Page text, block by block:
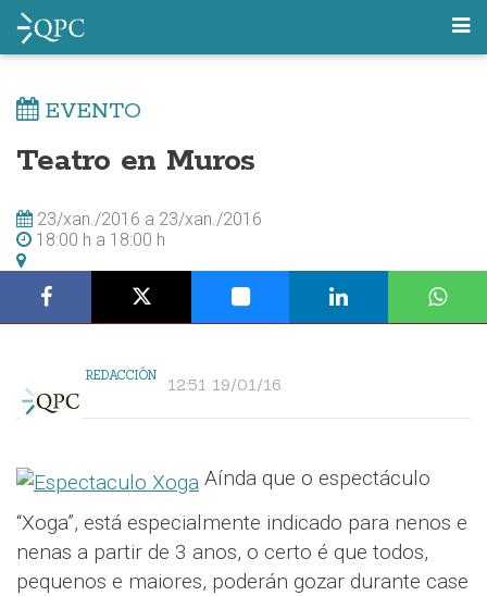
EVENTO
Teatro en Muros
23/xan./2016 a 23/xan./2016
18:00 h a 18:00 h
REDACCIÓN 12:51 19/01/16
Aínda que o espectáculo
“Xoga”, está especialmente indicado para nenos e
nenas a partir de 3 anos, o certo é que todos,
pequenos e maiores, poderán gozar durante case